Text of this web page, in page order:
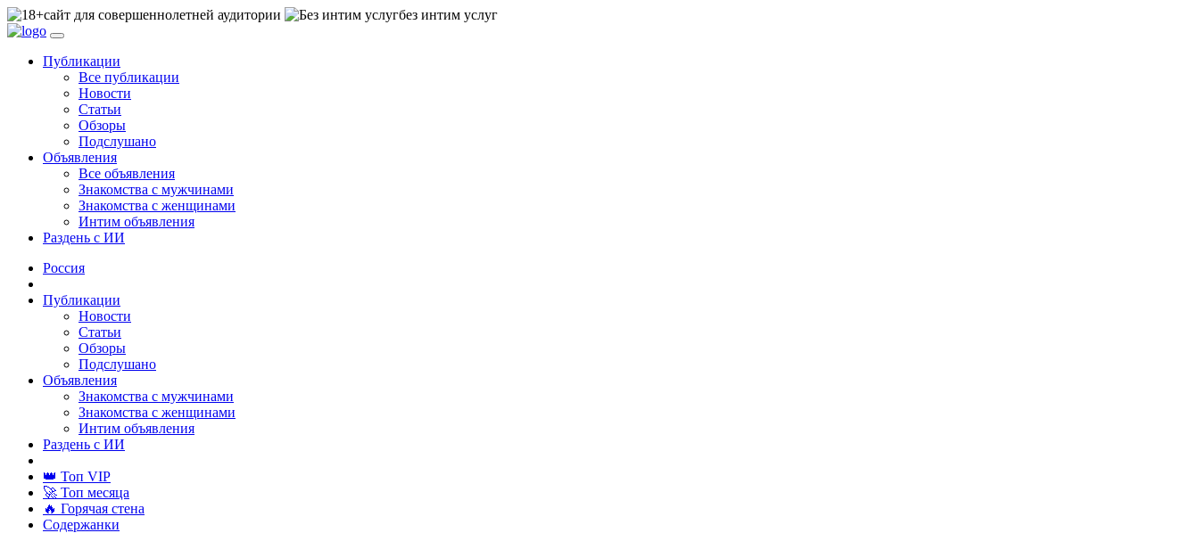
сайт для совершеннолетней аудитории без интим услуг
Публикации
Все публикации
Новости
Статьи
Обзоры
Подслушано
Объявления
Все объявления
Знакомства с мужчинами
Знакомства с женщинами
Интим объявления
Раздень с ИИ
Россия
Публикации
Новости
Статьи
Обзоры
Подслушано
Объявления
Знакомства с мужчинами
Знакомства с женщинами
Интим объявления
Раздень с ИИ
👑 Топ VIP
🚀 Топ месяца
🔥 Горячая стена
Содержанки